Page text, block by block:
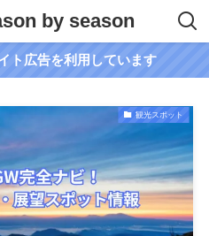
by season
ト広告を利用しています
観光スポット